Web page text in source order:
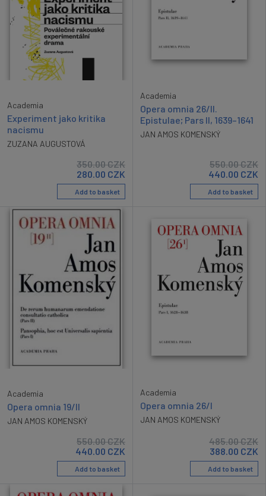
Academia
Experiment jako kritika
nacismu
ZUZANA AUGUSTOVÁ
350.00CZK
280.00 CZK
Add to basket
Academia
Opera omnia 26/II.
Epistulae; Pars II, 1639–1641
JAN AMOS KOMENSKÝ
550.00CZK
440.00 CZK
Add to basket
Academia
Opera omnia 19/II
JAN AMOS KOMENSKÝ
550.00CZK
440.00 CZK
Add to basket
Academia
Opera omnia 26/I
JAN AMOS KOMENSKÝ
485.00CZK
388.00 CZK
Add to basket